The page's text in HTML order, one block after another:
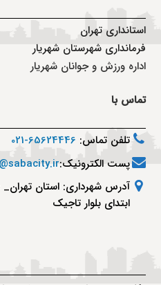
استانداری تهران
فرمانداری شهرستان شهریار
اداره ورزش و جوانان شهریار
تماس با
تلفن تماس: 65624446-021
پست الکترونیک:
آدرس شهرداری: استان
ابتدای بلوار تاجیک